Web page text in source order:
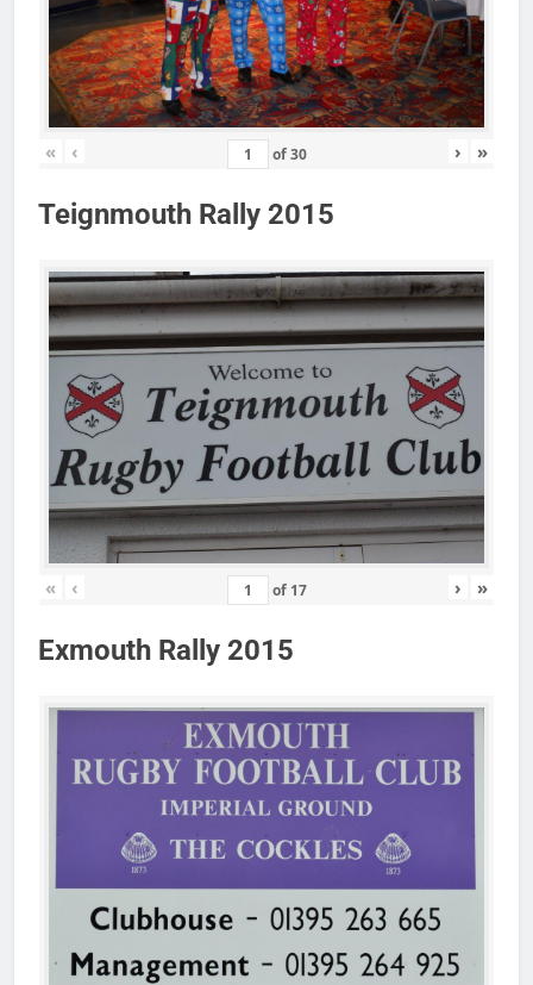
« ‹ of30 › »
Teignmouth Rally 2015
« ‹ of 17 › »
Exmouth Rally 2015